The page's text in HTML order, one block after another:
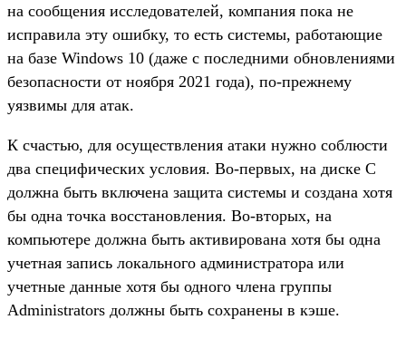
на сообщения исследователей, компания пока не
исправила эту ошибку, то есть системы, работающие
на базе Windows 10 (даже с последними обновлениями
безопасности от ноября 2021 года), по-прежнему
уязвимы для атак.
К счастью, для осуществления атаки нужно соблюсти
два специфических условия. Во-первых, на диске C
должна быть включена защита системы и создана хотя
бы одна точка восстановления. Во-вторых, на
компьютере должна быть активирована хотя бы одна
учетная запись локального администратора или
учетные данные хотя бы одного члена группы
Administrators должны быть сохранены в кэше.